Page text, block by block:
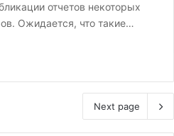
отчетов некоторых
Ожидается, что такие…
Next page